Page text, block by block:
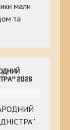
мали
та
2026